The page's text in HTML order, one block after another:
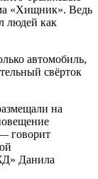
«Хищник». Ведь
людей как
автомобиль,
свёрток
на
говорит
Данила